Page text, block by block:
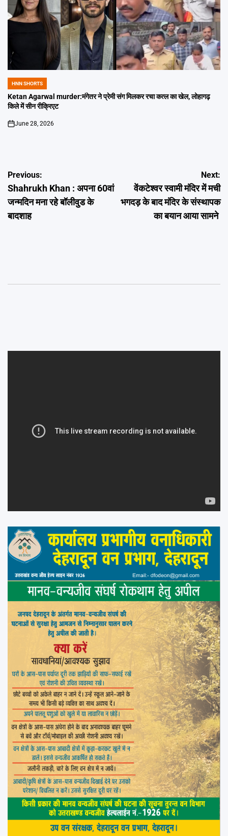
POSTED
IN
HNN SHORTS
Ketan Agarwal murder:मंगेतर ने प्रेमी संग मिलकर रचा कत्ल का खेल, लोहागढ़
किले में सीन रीक्रिएट
on
June 28, 2026
Post
navigation
Previous:
Shahrukh Khan : अपना 60वां
जन्मदिन मना रहे बॉलीवुड के
बादशाह
Next:
वेंकटेश्वर स्वामी मंदिर में मची
भगदड़ के बाद मंदिर के संस्थापक
का बयान आया सामने